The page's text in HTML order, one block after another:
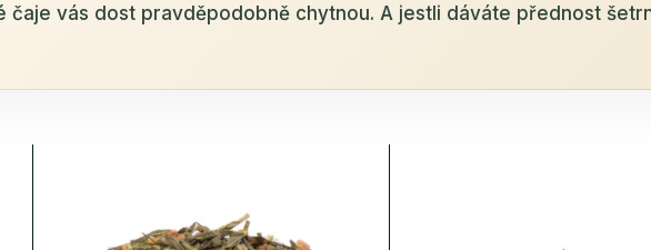
čaje vás dost pravděpodobně chytnou. A jestli dáváte přednost